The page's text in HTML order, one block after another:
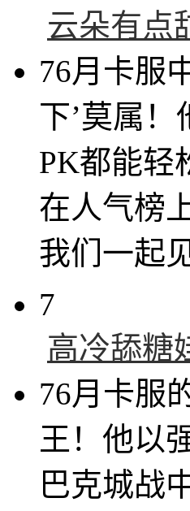
云朵有点
76月卡服
下’莫属
PK都能轻
在人气榜
我们一起
7
高冷舔糖
76月卡服
王！他以
巴克城战